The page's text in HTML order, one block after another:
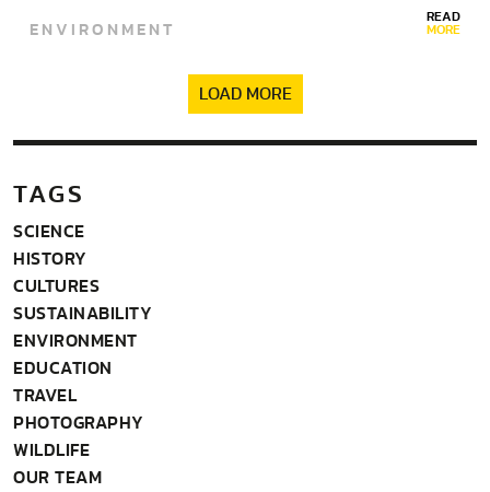
ENVIRONMENT READ
MORE
LOAD MORE
TAGS
SCIENCE
HISTORY
CULTURES
SUSTAINABILITY
ENVIRONMENT
EDUCATION
TRAVEL
PHOTOGRAPHY
WILDLIFE
OUR TEAM